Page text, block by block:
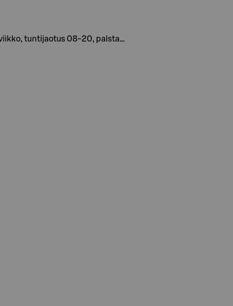
tuntijaotus 08-20, palsta…